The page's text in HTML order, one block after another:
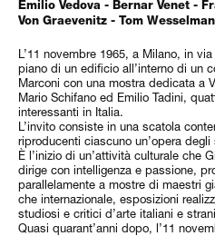
Emilio Vedova - Bernar Venet -
Von Graevenitz - Tom
L’11 novembre 1965, a Milano, in
piano di un edificio all’interno di un
Marconi con una mostra dedicata a
Mario Schifano ed Emilio Tadini,
interessanti in Italia.
L’invito consiste in una scatola
riproducenti ciascuno un’opera
È l’inizio di un’attività culturale che
dirige con intelligenza e passione,
parallelamente a mostre di maestri
che internazionale, esposizioni
studiosi e critici d’arte italiani e
Quasi quarant’anni dopo, l’11